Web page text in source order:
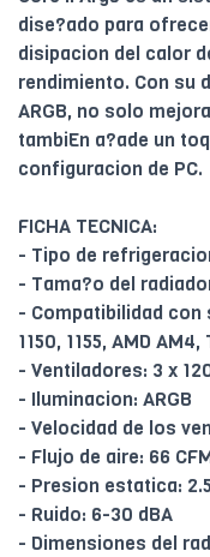
dise?ado para
disipacion del calor
rendimiento. Con su
ARGB, no solo
tambiEn a?ade un
configuracion de PC.
FICHA TECNICA:
- Tipo de
- Tama?o del
- Compatibilidad con
1150, 1155, AMD AM4,
- Ventiladores: 3 x
- Iluminacion: ARGB
- Velocidad de los
- Flujo de aire: 66
- Presion estatica:
- Ruido: 6-30 dBA
- Dimensiones del